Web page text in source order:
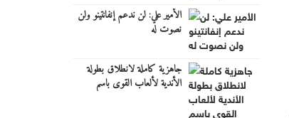
الأمير علي: لن ندعم إنفانتينو ولن
نصوت له
جاهزية كاملة لانطلاق بطولة
الأندية لألعاب القوى باسم